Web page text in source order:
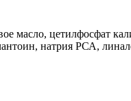
масло, цетилфосфат
натрия РСА,